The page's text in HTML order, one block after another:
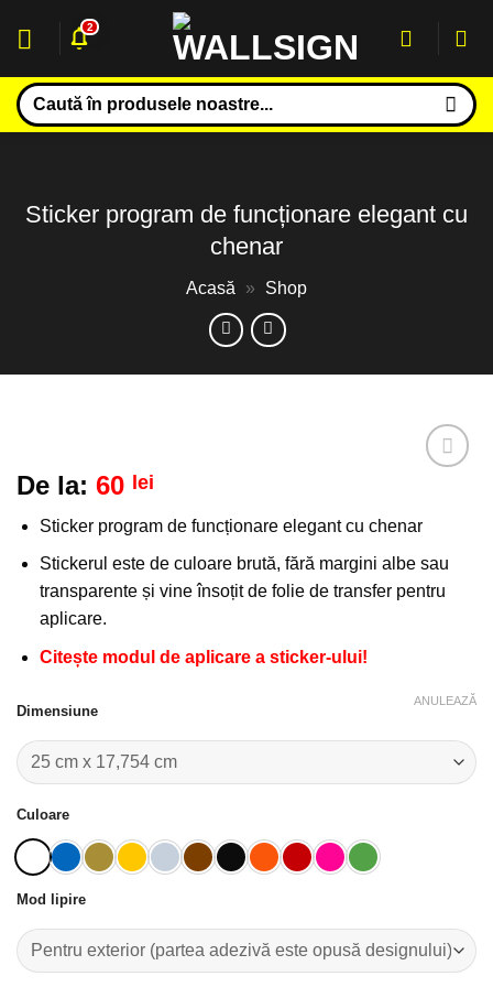
2
Caută
după:
Sticker program de funcționare elegant cu
chenar
Acasă » Shop
favorite!
De la: 60 lei
Sticker program de funcționare elegant cu chenar
Stickerul este de culoare brută, fără margini albe sau
transparente și vine însoțit de folie de transfer pentru
aplicare.
Citește modul de aplicare a sticker-ului!
Dimensiune
Culoare
Mod lipire
ANULEAZĂ